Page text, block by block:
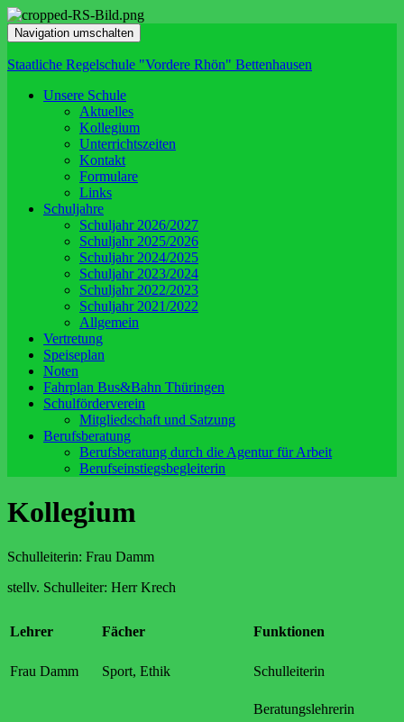
Navigation umschalten
Staatliche Regelschule "Vordere Rhön" Bettenhausen
Unsere Schule
Aktuelles
Kollegium
Unterrichtszeiten
Kontakt
Formulare
Links
Schuljahre
Schuljahr 2026/2027
Schuljahr 2025/2026
Schuljahr 2024/2025
Schuljahr 2023/2024
Schuljahr 2022/2023
Schuljahr 2021/2022
Allgemein
Vertretung
Speiseplan
Noten
Fahrplan Bus&Bahn Thüringen
Schulförderverein
Mitgliedschaft und Satzung
Berufsberatung
Berufsberatung durch die Agentur für Arbeit
Berufseinstiegsbegleiterin
Kollegium
Schulleiterin: Frau Damm
stellv. Schulleiter: Herr Krech
Lehrer Fächer Funktionen
Frau Damm Sport, Ethik Schulleiterin
Beratungslehrerin